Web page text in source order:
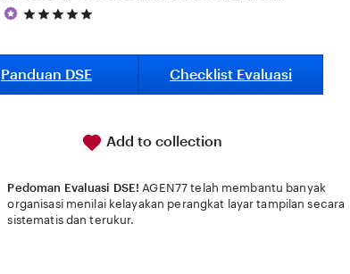
5
5
stars
Panduan DSE Checklist Evaluasi
Add to collection
Pedoman Evaluasi DSE! AGEN77 telah membantu banyak
organisasi menilai kelayakan perangkat layar tampilan secara
sistematis dan terukur.